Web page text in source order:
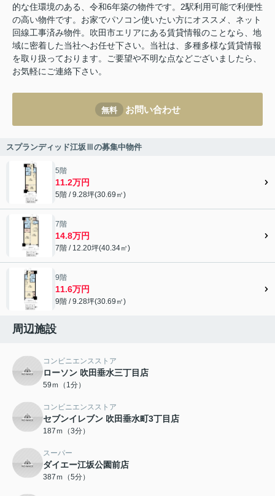
的な住環境のある、令和6年築の物件です。2駅利用可能で利便性
の高い物件です。お家でパソコン使いたい方にオススメ、ネット
回線工事済み物件。吹田市エリアにある賃貸情報のことなら、地
域に密着した当社へお任せ下さい。当社は、多種多様な賃貸情報
を取り扱っております。ご要望や不明な点などございましたら、
お気軽にご連絡下さい。
無料 お問い合わせ
スプランディッド江坂Ⅲの募集中物件
5階
11.2万円
5階 / 9.28坪(30.69㎡)
7階
14.8万円
7階 / 12.20坪(40.34㎡)
9階
11.6万円
9階 / 9.28坪(30.69㎡)
周辺施設
コンビニエンスストア
ローソン 吹田垂水三丁目店
59ｍ（1分）
コンビニエンスストア
セブンイレブン 吹田垂水町3丁目店
187ｍ（3分）
スーパー
ダイエー江坂公園前店
387ｍ（5分）